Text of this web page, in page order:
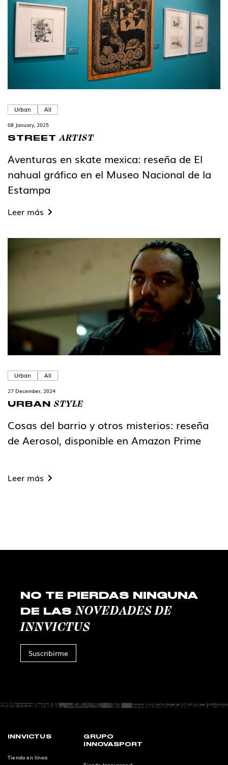
Urban All
08 January, 2025
STREETARTIST
Aventuras en skate mexica: reseña de El
nahual gráfico en el Museo Nacional de la
Estampa
Leer más
Urban All
27 December, 2024
URBANSTYLE
Cosas del barrio y otros misterios: reseña
de Aerosol, disponible en Amazon Prime
Leer más
NO TE PIERDAS NINGUNA
DE LAS NOVEDADES DE
INNVICTUS
Suscribirme
INNVICTUS
Tienda en línea
GRUPO
INNOVASPORT